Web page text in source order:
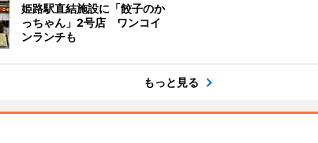
姫路駅直結施設に「餃子のか
っちゃん」2号店 ワンコイ
ンランチも
もっと見る